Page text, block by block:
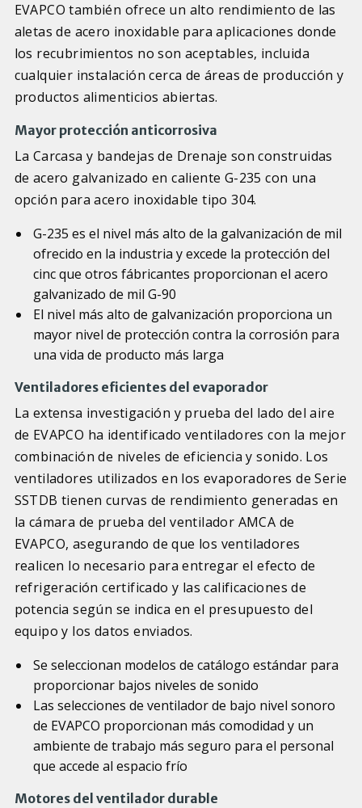
EVAPCO también ofrece un alto rendimiento de las
aletas de acero inoxidable para aplicaciones donde
los recubrimientos no son aceptables, incluida
cualquier instalación cerca de áreas de producción y
productos alimenticios abiertas.
Mayor protección anticorrosiva
La Carcasa y bandejas de Drenaje son construidas
de acero galvanizado en caliente G-235 con una
opción para acero inoxidable tipo 304.
G-235 es el nivel más alto de la galvanización de mil
ofrecido en la industria y excede la protección del
cinc que otros fábricantes proporcionan el acero
galvanizado de mil G-90
El nivel más alto de galvanización proporciona un
mayor nivel de protección contra la corrosión para
una vida de producto más larga
Ventiladores eficientes del evaporador
La extensa investigación y prueba del lado del aire
de EVAPCO ha identificado ventiladores con la mejor
combinación de niveles de eficiencia y sonido. Los
ventiladores utilizados en los evaporadores de Serie
SSTDB tienen curvas de rendimiento generadas en
la cámara de prueba del ventilador AMCA de
EVAPCO, asegurando de que los ventiladores
realicen lo necesario para entregar el efecto de
refrigeración certificado y las calificaciones de
potencia según se indica en el presupuesto del
equipo y los datos enviados.
Se seleccionan modelos de catálogo estándar para
proporcionar bajos niveles de sonido
Las selecciones de ventilador de bajo nivel sonoro
de EVAPCO proporcionan más comodidad y un
ambiente de trabajo más seguro para el personal
que accede al espacio frío
Motores del ventilador durable